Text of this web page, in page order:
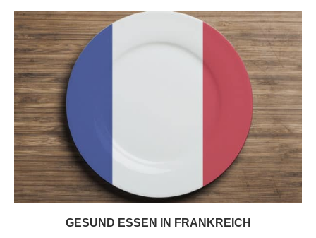
GESUND ESSEN IN FRANKREICH